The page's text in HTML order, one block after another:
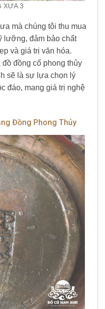
XƯA 3
mà chúng tôi thu mua
lưỡng, đảm bảo chất
và giá trị văn hóa.
đồng cổ phong thủy
sẽ là sự lựa chọn lý
đáo, mang giá trị nghệ
Đồng Phong Thủy